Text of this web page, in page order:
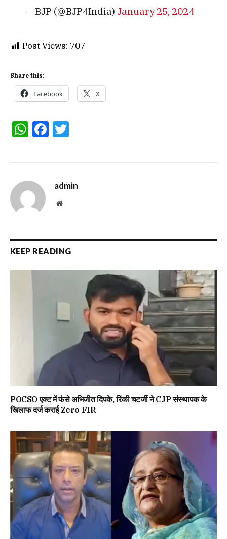
— BJP (@BJP4India) January 25, 2024
Post Views: 707
Share this:
Facebook X
WhatsApp
Facebook
admin
Website
KEEP READING
POCSO एक्ट में फंसे अभिजीत दिपके, रिंकी चटर्जी ने CJP संस्थापक के
खिलाफ दर्ज कराई Zero FIR